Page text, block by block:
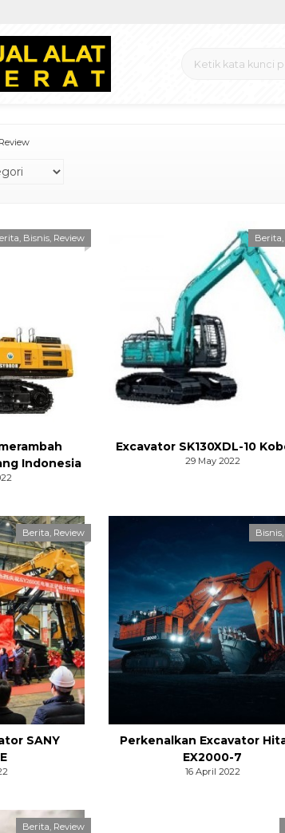
, Bisnis, Review
Indonesia
Berita,
Excavator SK130XDL-10
29 May 2022
Berita Review
SANY
Bisnis
Perkenalkan Excavator
EX2000-7
16 April 2022
Berita, Review